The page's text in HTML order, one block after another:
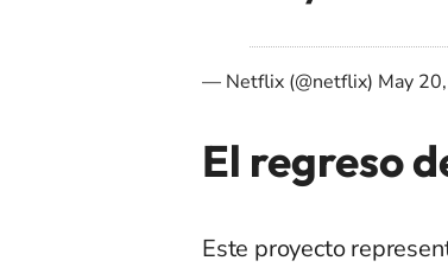
— Netflix (@netflix) May
El regreso
Este proyecto